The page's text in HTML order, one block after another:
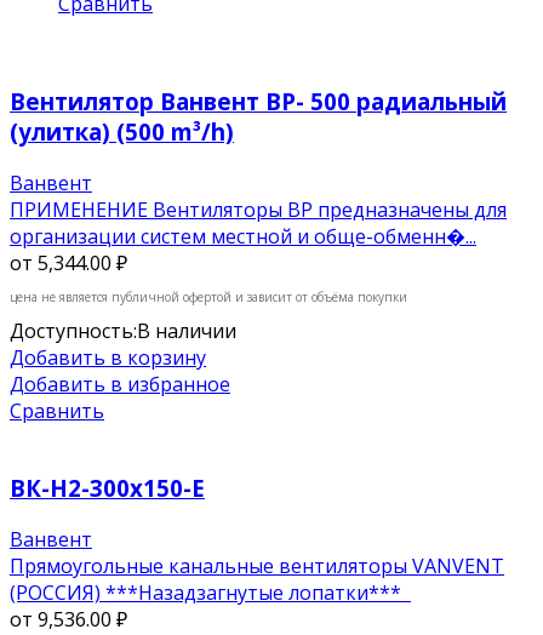
Вентилятор Ванвент BP- 500 радиальный
(улитка) (500 m³/h)
Ванвент
ПРИМЕНЕНИЕ Вентиляторы ВР предназначены для
организации систем местной и обще-обменн�...
от 5,344.00 ₽
цена не является публичной офертой и зависит от объёма покупки
Доступность:В наличии
Добавить в корзину
Добавить в избранное
Сравнить
ВК-Н2-300х150-E
Ванвент
Прямоугольные канальные вентиляторы VANVENT
(РОССИЯ) ***Назадзагнутые лопатки***
от 9,536.00 ₽